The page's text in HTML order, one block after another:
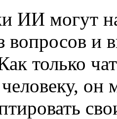
ИИ могут
вопросов и
только